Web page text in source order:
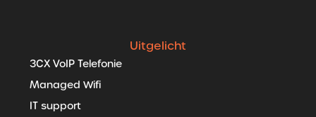
Uitgelicht
3CX VoIP Telefonie
Managed Wifi
IT support